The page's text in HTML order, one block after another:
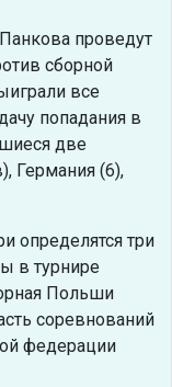
проведут
сборной
все
попадания в
две
Германия (6),
определятся три
в турнире
Польши
соревнований
федерации